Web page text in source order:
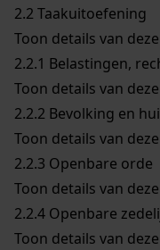
2.2 Taakuitoefening
Toon details van
2.2.1 Belastingen,
Toon details van
2.2.2 Bevolking en
Toon details van
2.2.3 Openbare orde
Toon details van
2.2.4 Openbare
Toon details van